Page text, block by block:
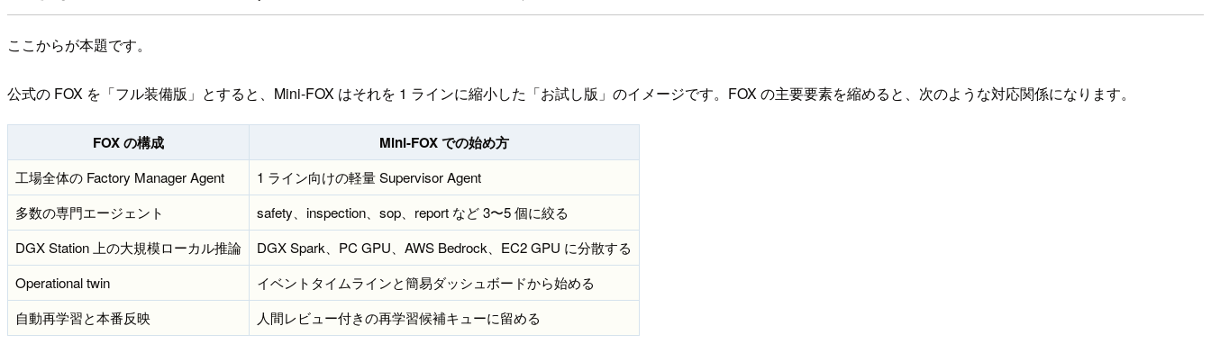
ここからが本題です。
公式の FOX を「フル装備版」とすると、Mini-FOX はそれを 1 ラインに縮小した「お試し版」のイメージです。FOX の主要要素を縮めると、次のような対応関係になります。
FOX の構成 Mini-FOX での始め方
工場全体の Factory Manager Agent
1 ライン向けの軽量 Supervisor Agent
多数の専門エージェント
safety、inspection、sop、report など 3〜5 個に絞る
DGX Station 上の大規模ローカル推論
DGX Spark、PC GPU、AWS Bedrock、EC2 GPU に分散する
Operational twin
イベントタイムラインと簡易ダッシュボードから始める
自動再学習と本番反映
人間レビュー付きの再学習候補キューに留める